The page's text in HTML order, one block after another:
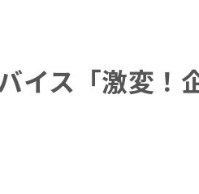
イス「激変！